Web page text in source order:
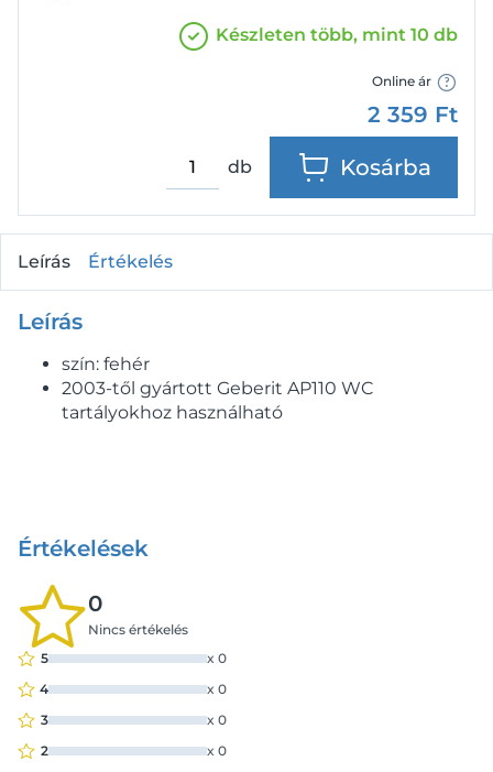
Készleten több, mint 10 db
Online ár
2 359 Ft
db Kosárba
Leírás Értékelés
Leírás
szín: fehér
2003-től gyártott Geberit AP110 WC
tartályokhoz használható
Értékelések
0
Nincs értékelés
5
x 0
4
x 0
3
x 0
2
x 0